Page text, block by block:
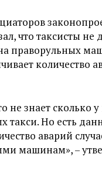
что таксисты не
праворульных
количество
не знает сколько у
такси. Но есть
аварий
машинам», –